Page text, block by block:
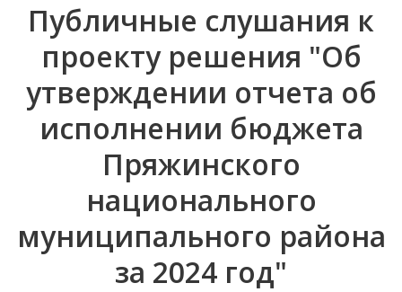
Публичные слушания к
проекту решения "Об
утверждении отчета об
исполнении бюджета
Пряжинского
национального
муниципального района
за 2024 год"